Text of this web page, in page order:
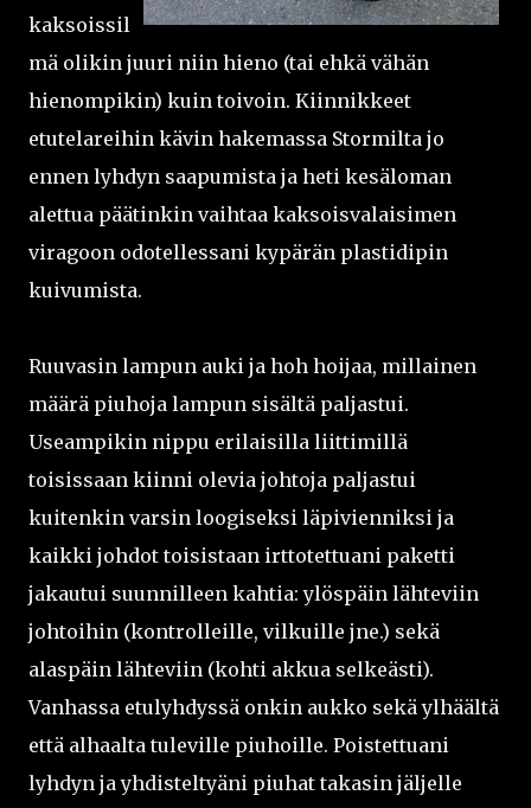
kaksoissil
mä olikin juuri niin hieno (tai ehkä vähän
hienompikin) kuin toivoin. Kiinnikkeet
etutelareihin kävin hakemassa Stormilta jo
ennen lyhdyn saapumista ja heti kesäloman
alettua päätinkin vaihtaa kaksoisvalaisimen
viragoon odotellessani kypärän plastidipin
kuivumista.
Ruuvasin lampun auki ja hoh hoijaa, millainen
määrä piuhoja lampun sisältä paljastui.
Useampikin nippu erilaisilla liittimillä
toisissaan kiinni olevia johtoja paljastui
kuitenkin varsin loogiseksi läpivienniksi ja
kaikki johdot toisistaan irttotettuani paketti
jakautui suunnilleen kahtia: ylöspäin lähteviin
johtoihin (kontrolleille, vilkuille jne.) sekä
alaspäin lähteviin (kohti akkua selkeästi).
Vanhassa etulyhdyssä onkin aukko sekä ylhäältä
että alhaalta tuleville piuhoille. Poistettuani
lyhdyn ja yhdisteltyäni piuhat takasin jäljelle